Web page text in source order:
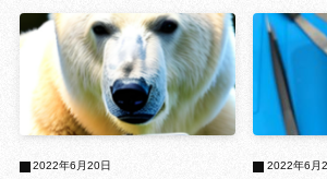
2022年6月20日 2022年6月